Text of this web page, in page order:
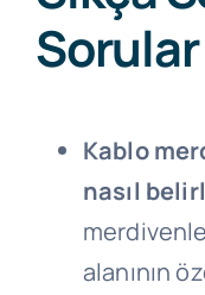
Sorular
Kablo
nasıl
alanının